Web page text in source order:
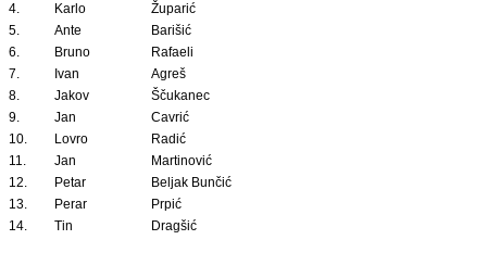
4.
Karlo
Župarić
5.
Ante
Barišić
6.
Bruno
Rafaeli
7.
Ivan
Agreš
8.
Jakov
Ščukanec
9.
Jan
Cavrić
10.
Lovro
Radić
11.
Jan
Martinović
12.
Petar
Beljak Bunčić
13.
Perar
Prpić
14.
Tin Dragšić